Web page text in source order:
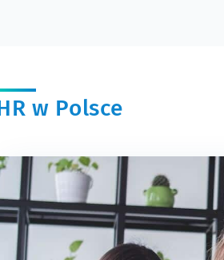
HR w Polsce